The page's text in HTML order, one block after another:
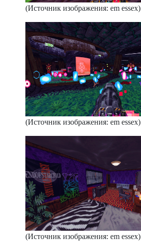
(Источник изображения: em essex)
(Источник изображения: em essex)
(Источник изображения: em essex)